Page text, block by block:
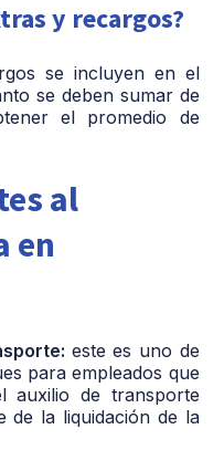
y recargos?
se incluyen en el
se deben sumar de
el promedio de
al
en
este es uno de
para empleados que
auxilio de transporte
de la liquidación de la